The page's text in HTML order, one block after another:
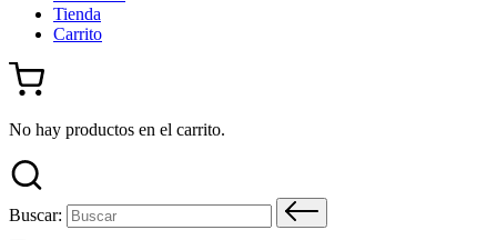
Tienda
Carrito
No hay productos en el carrito.
Buscar: